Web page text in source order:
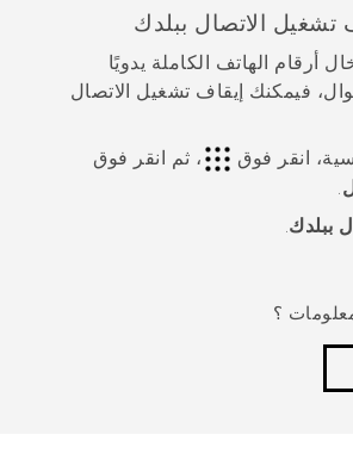
تشغيل الاتصال ببلدك
أرقام الهاتف الكاملة يدويًا
فيمكنك إيقاف تشغيل الاتصال
، انقر فوق
، ثم انقر فوق
.
ببلدك.
؟